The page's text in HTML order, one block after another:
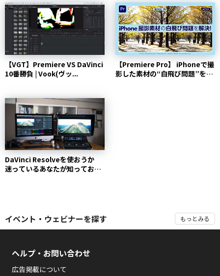
【VGT】Premiere VS DaVinci
10番勝負 | Vook(ヴッ...
【Premiere Pro】 iPhoneで撮
影した素材の“白飛び問題”を解
DaVinci Resolveを使おうか
迷っているあなたが知っておき
イベント・ウェビナーを探す もっとみる
ヘルプ・お問い合わせ
広告掲載について